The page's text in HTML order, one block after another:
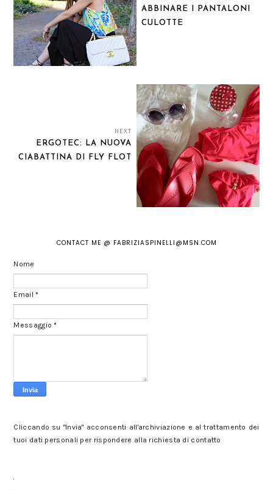
ABBINARE I PANTALONI
CULOTTE
NEXT
ERGOTEC: LA NUOVA
CIABATTINA DI FLY FLOT
CONTACT ME @ FABRIZIASPINELLI@MSN.COM
Nome
Email*
Messaggio*
Cliccando su "Invia" acconsenti all'archiviazione e al trattamento dei
tuoi dati personali per rispondere alla richiesta di contatto